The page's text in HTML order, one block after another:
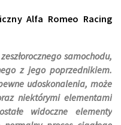
Alfa Romeo Racing
samochodu,
z jego poprzednikiem.
udoskonalenia, może
niektórymi elementami
widoczne elementy